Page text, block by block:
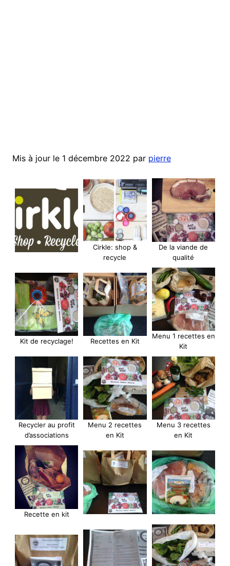
Mis à jour le 1 décembre 2022 par pierre
Cirkle: shop &
recycle
De la viande de
qualité
Kit de recyclage! Recettes en Kit
Menu 1 recettes en
Kit
Recycler au profit
d’associations
Menu 2 recettes
en Kit
Menu 3 recettes
en Kit
Recette en kit